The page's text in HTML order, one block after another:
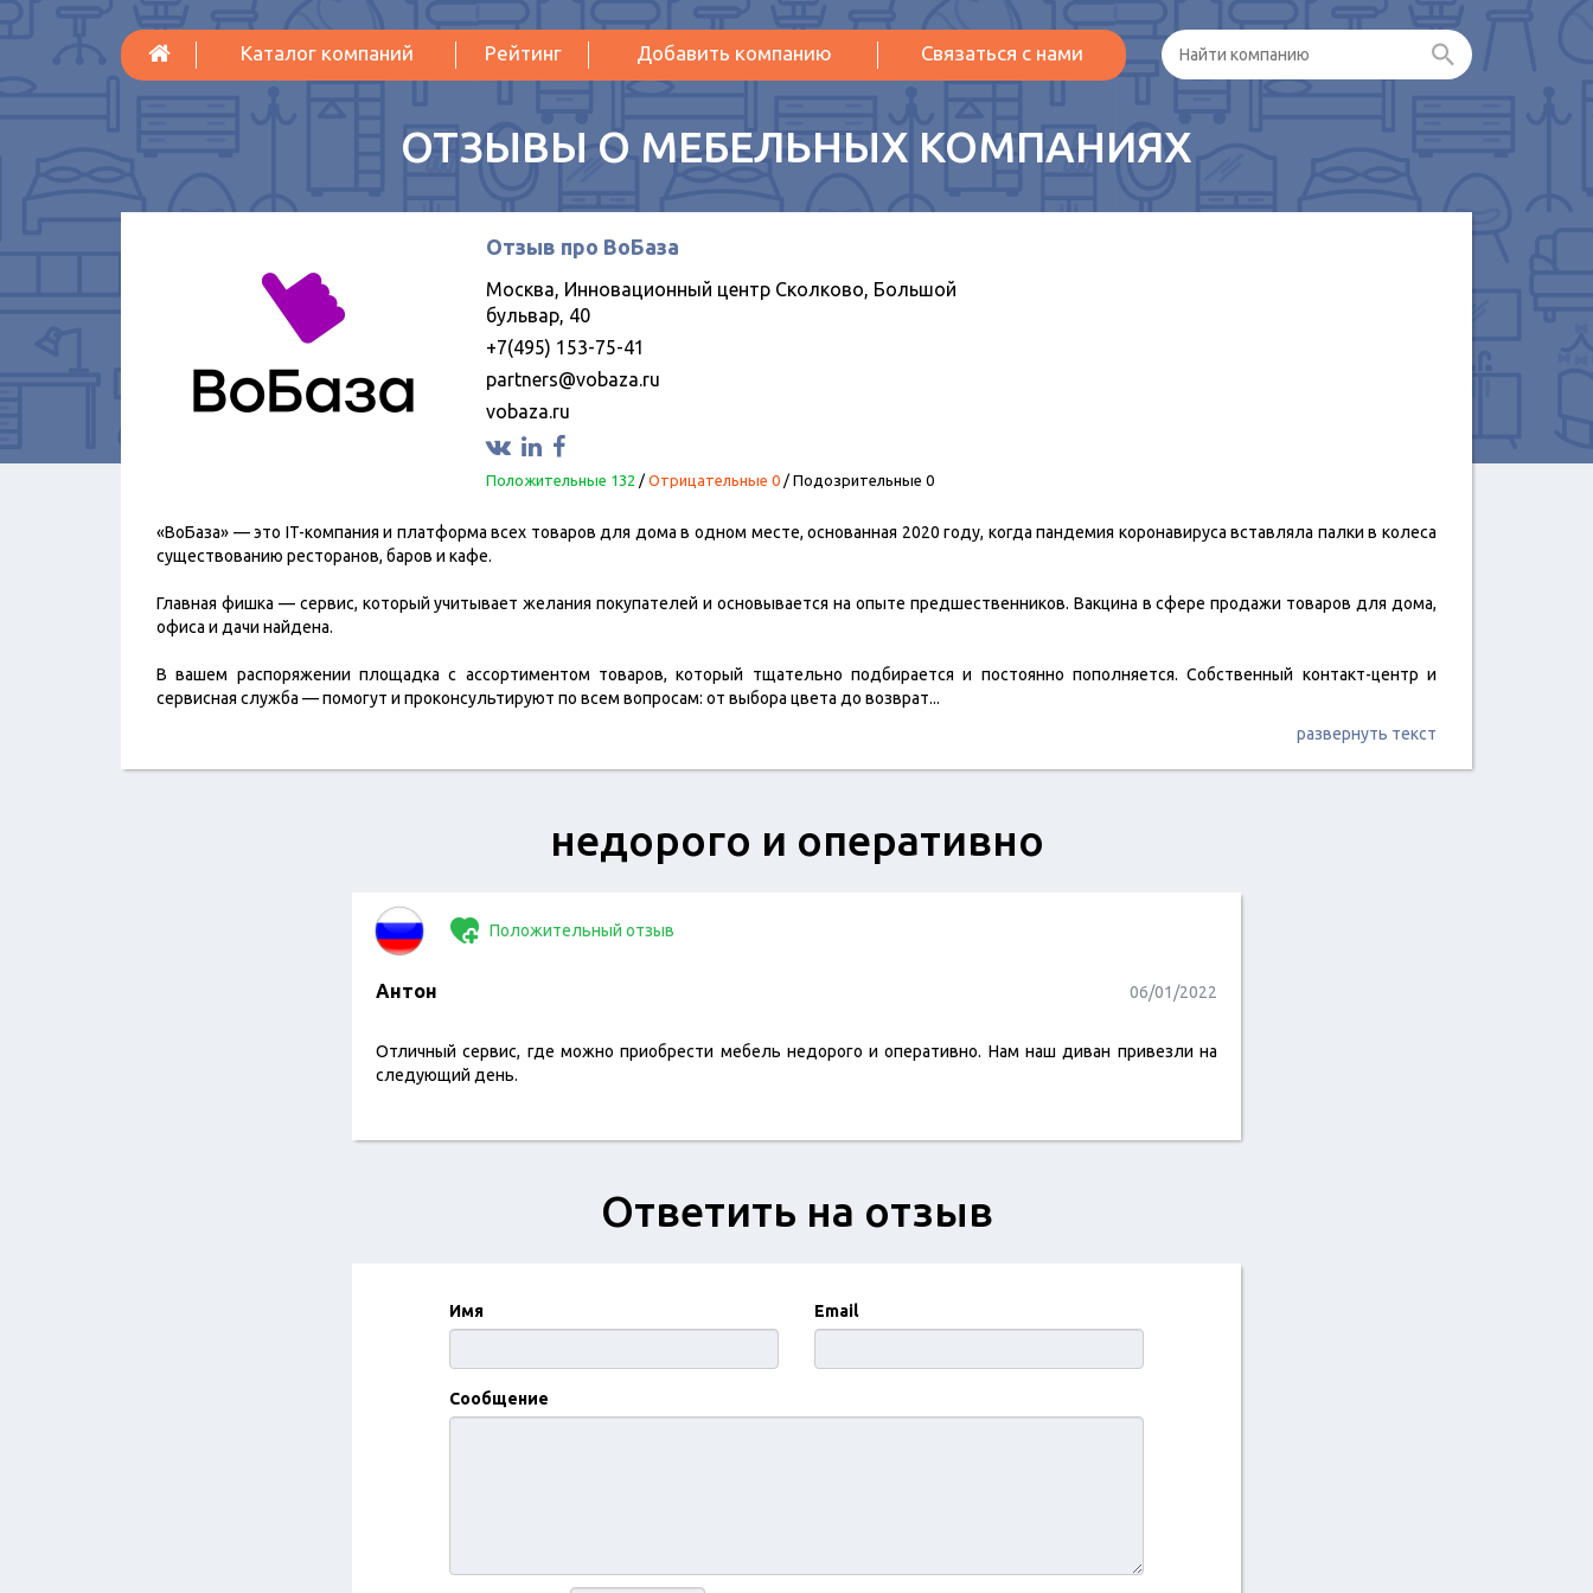
Каталог компаний Рейтинг Добавить компанию Связаться с нами
ОТЗЫВЫ О МЕБЕЛЬНЫХ КОМПАНИЯХ
Отзыв про ВоБаза
Москва, Инновационный центр Сколково, Большой
бульвар, 40
+7(495) 153-75-41
partners@vobaza.ru
vobaza.ru
Положительные 132 / Отрицательные 0/ Подозрительные 0
«ВоБаза» — это IT-компания и платформа всех товаров для дома в одном месте, основанная 2020 году, когда пандемия коронавируса вставляла палки в колеса
существованию ресторанов, баров и кафе.
Главная фишка — сервис, который учитывает желания покупателей и основывается на опыте предшественников. Вакцина в сфере продажи товаров для дома,
офиса и дачи найдена.
В вашем распоряжении площадка с ассортиментом товаров, который тщательно подбирается и постоянно пополняется. Собственный контакт-центр и
сервисная служба — помогут и проконсультируют по всем вопросам: от выбора цвета до возврат...
развернуть текст
недорого и оперативно
Положительный отзыв
Антон 06/01/2022
Отличный сервис, где можно приобрести мебель недорого и оперативно. Нам наш диван привезли на
следующий день.
Ответить на отзыв
Имя Email
Сообщение